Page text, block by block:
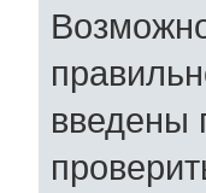
введены